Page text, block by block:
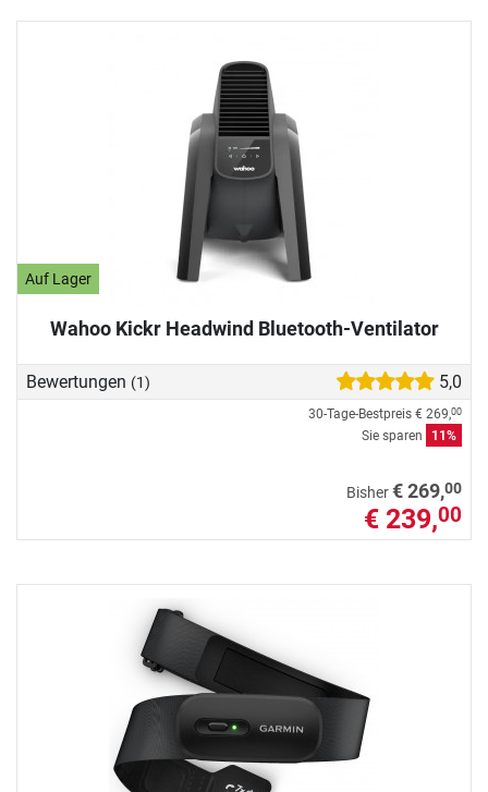
Auf Lager
Wahoo Kickr Headwind Bluetooth-Ventilator
Bewertungen (1) 5,0
30-Tage-Bestpreis € 269,00
Sie sparen 11%
Bisher€ 269,00
€ 239,00